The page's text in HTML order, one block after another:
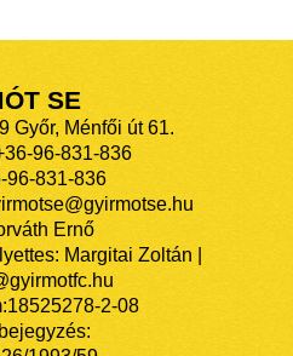
SE
Győr, Ménfői út 61.
96-831-836
96-831-836
Ernő
Margitai Zoltán |
2-08